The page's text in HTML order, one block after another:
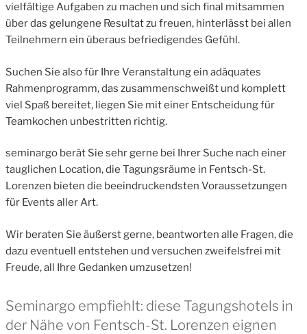
vielfältige Aufgaben zu machen und sich final mitsammen
über das gelungene Resultat zu freuen, hinterlässt bei allen
Teilnehmern ein überaus befriedigendes Gefühl.
Suchen Sie also für Ihre Veranstaltung ein adäquates
Rahmenprogramm, das zusammenschweißt und komplett
viel Spaß bereitet, liegen Sie mit einer Entscheidung für
Teamkochen unbestritten richtig.
seminargo berät Sie sehr gerne bei Ihrer Suche nach einer
tauglichen Location, die Tagungsräume in Fentsch-St.
Lorenzen bieten die beeindruckendsten Voraussetzungen
für Events aller Art.
Wir beraten Sie äußerst gerne, beantworten alle Fragen, die
dazu eventuell entstehen und versuchen zweifelsfrei mit
Freude, all Ihre Gedanken umzusetzen!
Seminargo empfiehlt: diese Tagungshotels in
der Nähe von Fentsch-St. Lorenzen eignen